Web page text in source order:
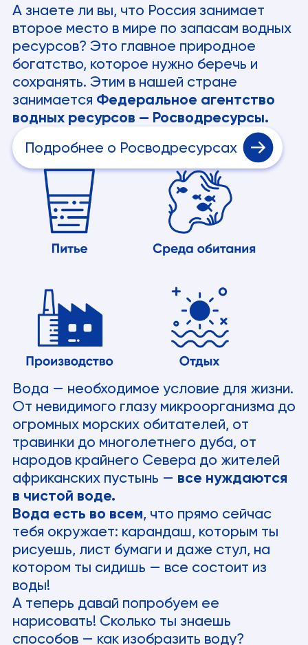
А знаете ли вы, что Россия занимает
второе место в мире по запасам водных
ресурсов? Это главное природное
богатство, которое нужно беречь и
сохранять. Этим в нашей стране
занимается Федеральное агентство
водных ресурсов — Росводресурсы.
Подробнее о Росводресурсах
Вода — необходимое условие для жизни.
От невидимого глазу микроорганизма до
огромных морских обитателей, от
травинки до многолетнего дуба, от
народов крайнего Севера до жителей
африканских пустынь — все нуждаются
в чистой воде.
Вода есть во всем, что прямо сейчас
тебя окружает: карандаш, которым ты
рисуешь, лист бумаги и даже стул, на
котором ты сидишь — все состоит из
воды!
А теперь давай попробуем ее
нарисовать! Сколько ты знаешь
способов — как изобразить воду?